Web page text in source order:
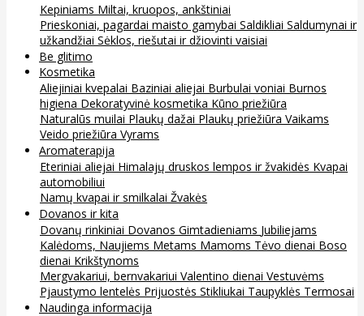
Kepiniams Miltai, kruopos, ankštiniai
Prieskoniai, pagardai maisto gamybai Saldikliai Saldumynai ir
užkandžiai Sėklos, riešutai ir džiovinti vaisiai
Be glitimo
Kosmetika
Aliejiniai kvepalai Baziniai aliejai Burbulai voniai Burnos
higiena Dekoratyvinė kosmetika Kūno priežiūra
Naturalūs muilai Plaukų dažai Plaukų priežiūra Vaikams
Veido priežiūra Vyrams
Aromaterapija
Eteriniai aliejai Himalajų druskos lempos ir žvakidės Kvapai
automobiliui
Namų kvapai ir smilkalai Žvakės
Dovanos ir kita
Dovanų rinkiniai Dovanos Gimtadieniams Jubiliejams
Kalėdoms, Naujiems Metams Mamoms Tėvo dienai Boso
dienai Krikštynoms
Mergvakariui, bernvakariui Valentino dienai Vestuvėms
Pjaustymo lentelės Prijuostės Stikliukai Taupyklės Termosai
Naudinga informacija